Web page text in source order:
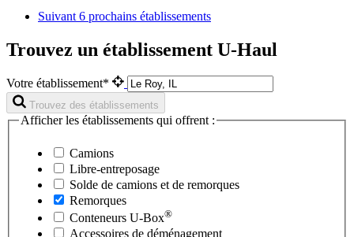
Suivant 6 prochains établissements
Trouvez un établissement U-Haul
Votre établissement*
Trouvez des établissements
Afficher les établissements qui offrent :
Camions
Libre-entreposage
Solde de camions et de remorques
Remorques
Conteneurs U-Box®
Accessoires de déménagement